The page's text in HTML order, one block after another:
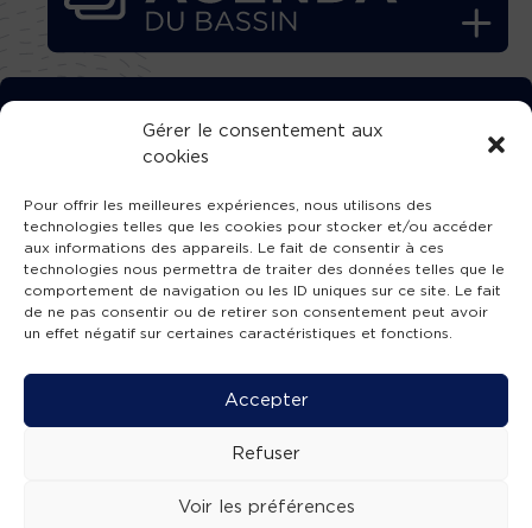
Gérer le consentement aux
cookies
Pour offrir les meilleures expériences, nous utilisons des
technologies telles que les cookies pour stocker et/ou accéder
aux informations des appareils. Le fait de consentir à ces
technologies nous permettra de traiter des données telles que le
comportement de navigation ou les ID uniques sur ce site. Le fait
de ne pas consentir ou de retirer son consentement peut avoir
un effet négatif sur certaines caractéristiques et fonctions.
Accepter
Refuser
Voir les préférences
TÉLÉCHARGEZ GRATUITEMENT
L’APPLICATION TVBA !
SUIVEZ-NOUS !
Mentions légales -Accessibilité